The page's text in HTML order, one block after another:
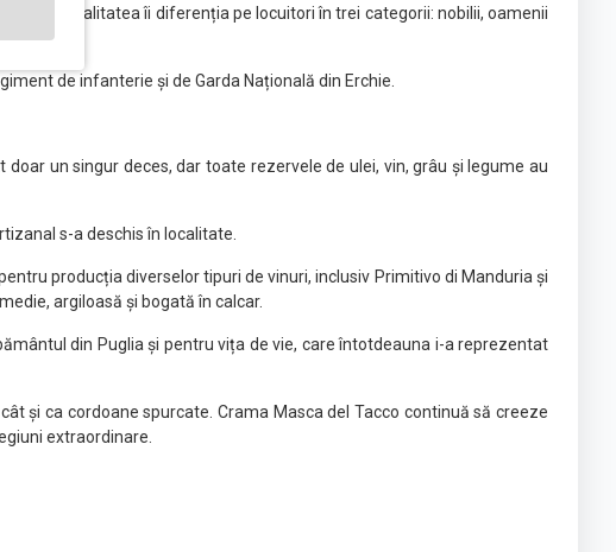
municipalitatea îi diferenția pe locuitori în trei categorii: nobilii, oamenii
de infanterie și de Garda Națională din Erchie.
un singur deces, dar toate rezervele de ulei, vin, grâu și legume au
s-a deschis în localitate.
producția diverselor tipuri de vinuri, inclusiv Primitivo di Manduria și
argiloasă și bogată în calcar.
din Puglia și pentru vița de vie, care întotdeauna i-a reprezentat
și ca cordoane spurcate. Crama Masca del Tacco continuă să creeze
extraordinare.